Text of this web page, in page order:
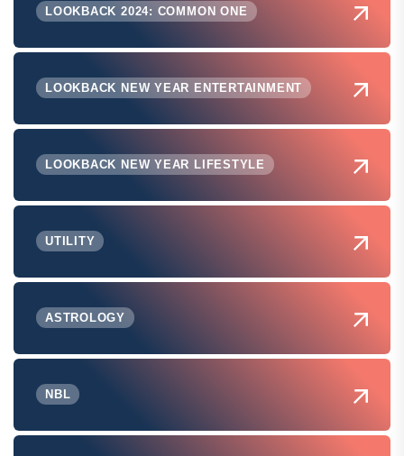
LOOKBACK 2024: COMMON ONE
LOOKBACK NEW YEAR ENTERTAINMENT
LOOKBACK NEW YEAR LIFESTYLE
UTILITY
ASTROLOGY
NBL